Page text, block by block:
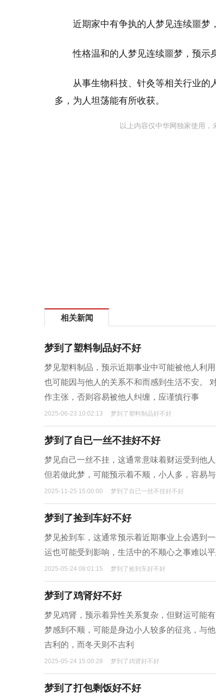
近期家中有争执的人梦见连续噩梦
性格温和的人梦见连续噩梦，预示
从事生物科技、针灸等相关行业的
多，为人坦荡能有所收获。
以上内容仅中华网独家使用，
相关新闻
梦到了塑料制品好不好
梦见塑料制品，预示近期事业中可能被他人利
也可能因与他人的关系不和而感到生活不安。
作主张，否则容易被他人纠缠，应谨慎行事
2025-06-23 10:02:13 梦到了塑料制品好不好
梦到了自已一丝不挂好不好
梦见自己一丝不挂，这通常意味着财运受到他
但若做此梦，可能预示着不顺，小人多，容易
2025-11-25 15:00:00 梦到了自已一丝不挂好不好
梦到了捡到车好不好
梦见捡到车，这通常预示着近期事业上会遇到
运也可能受到影响，生活中的不顺心之事难以
2025-05-24 08:01:15 梦到了捡到车好不好
梦到了鸡肾好不好
梦见鸡肾，预示着异性关系复杂，但财运可能
梦感到不顺，可能是身边小人较多的征兆，与
吉利的，而冬天则不吉利
2025-05-24 15:00:28 梦到了鸡肾好不好
梦到了打包剩饭好不好